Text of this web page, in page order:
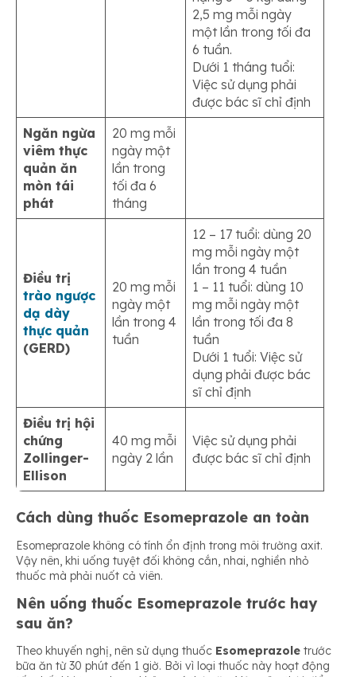
2,5 mg mỗi ngày
một lần trong tối đa
6 tuần.
Dưới 1 tháng tuổi:
Việc sử dụng phải
được bác sĩ chỉ định
Ngăn ngừa
viêm thực
quản ăn
mòn tái
phát
20 mg mỗi
ngày một
lần trong
tối đa 6
tháng
Điều trị
trào ngược
dạ dày
thực quản
(GERD)
20 mg mỗi
ngày một
lần trong 4
tuần
12 – 17 tuổi: dùng 20
mg mỗi ngày một
lần trong 4 tuần
1 – 11 tuổi: dùng 10
mg mỗi ngày một
lần trong tối đa 8
tuần
Dưới 1 tuổi: Việc sử
dụng phải được bác
sĩ chỉ định
Điều trị hội
chứng
Zollinger-
Ellison
40 mg mỗi
ngày 2 lần
Việc sử dụng phải
được bác sĩ chỉ định
Cách dùng thuốc Esomeprazole an toàn
Esomeprazole không có tính ổn định trong môi trường axit.
Vậy nên, khi uống tuyệt đối không cắn, nhai, nghiền nhỏ
thuốc mà phải nuốt cả viên.
Nên uống thuốc Esomeprazole trước hay
sau ăn?
Theo khuyến nghị, nên sử dụng thuốc Esomeprazole trước
bữa ăn từ 30 phút đến 1 giờ. Bởi vì loại thuốc này hoạt động